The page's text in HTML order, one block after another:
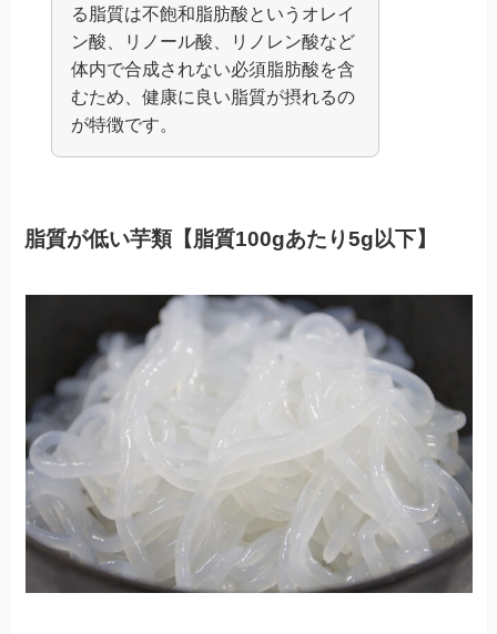
る脂質は不飽和脂肪酸というオレイ
ン酸、リノール酸、リノレン酸など
体内で合成されない必須脂肪酸を含
むため、健康に良い脂質が摂れるの
が特徴です。
脂質が低い芋類【脂質100gあたり5g以下】